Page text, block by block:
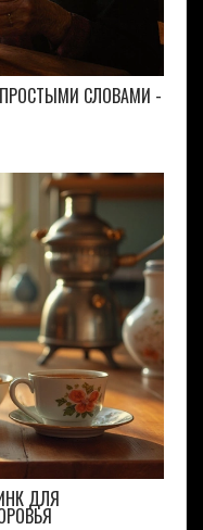
СЛОВАМИ -
ДЛЯ